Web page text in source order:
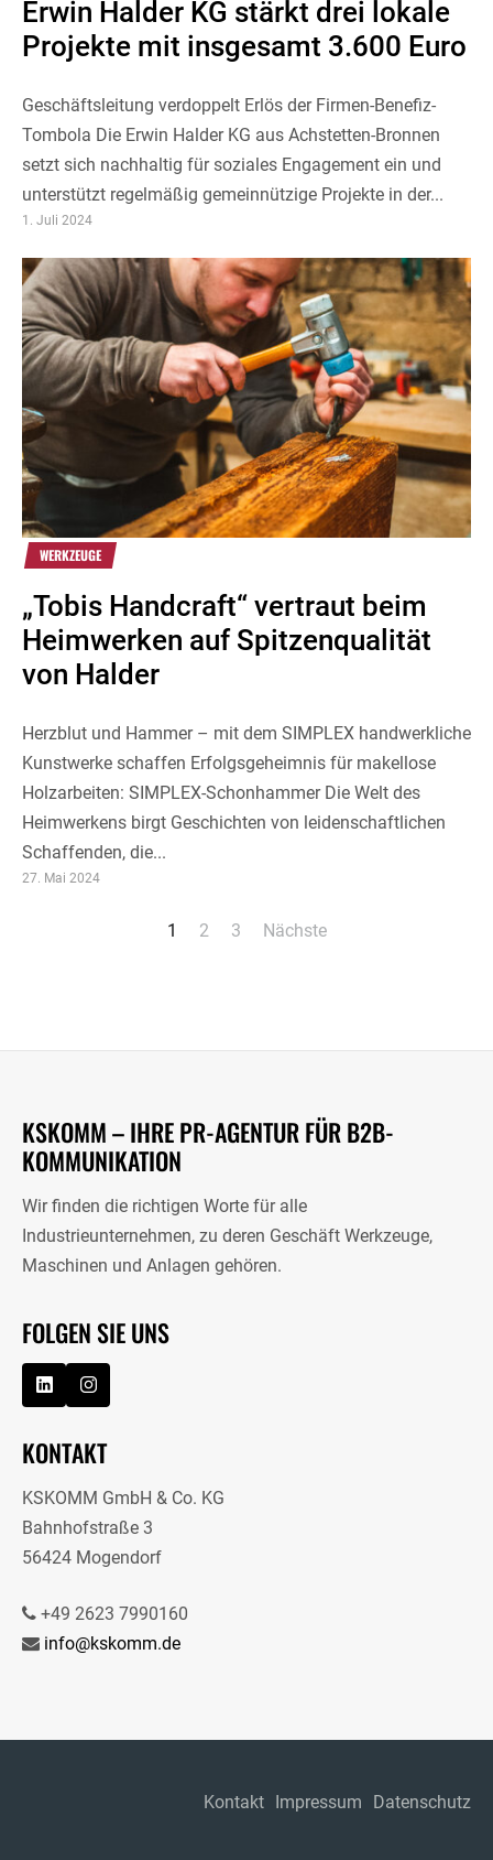
Erwin Halder KG stärkt drei lokale
Projekte mit insgesamt 3.600 Euro
Geschäftsleitung verdoppelt Erlös der Firmen-Benefiz-
Tombola Die Erwin Halder KG aus Achstetten-Bronnen
setzt sich nachhaltig für soziales Engagement ein und
unterstützt regelmäßig gemeinnützige Projekte in der...
1. Juli 2024
WERKZEUGE
„Tobis Handcraft“ vertraut beim
Heimwerken auf Spitzenqualität
von Halder
Herzblut und Hammer – mit dem SIMPLEX handwerkliche
Kunstwerke schaffen Erfolgsgeheimnis für makellose
Holzarbeiten: SIMPLEX-Schonhammer Die Welt des
Heimwerkens birgt Geschichten von leidenschaftlichen
Schaffenden, die...
27. Mai 2024
Seitennummerierung
1 2 3 Nächste
KSKOMM – IHRE PR-AGENTUR FÜR B2B-
KOMMUNIKATION
Wir finden die richtigen Worte für alle
Industrieunternehmen, zu deren Geschäft Werkzeuge,
Maschinen und Anlagen gehören.
FOLGEN SIE UNS
KONTAKT
KSKOMM GmbH & Co. KG
Bahnhofstraße 3
56424 Mogendorf
+49 2623 7990160
info@kskomm.de
Kontakt Impressum Datenschutz